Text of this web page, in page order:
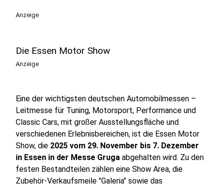
Anzeige
Die Essen Motor Show
Anzeige
Eine der wichtigsten deutschen Automobilmessen –
Leitmesse für Tuning, Motorsport, Performance und
Classic Cars, mit großer Ausstellungsfläche und
verschiedenen Erlebnisbereichen, ist die Essen Motor
Show, die 2025 vom 29. November bis 7. Dezember
in Essen in der Messe Gruga abgehalten wird. Zu den
festen Bestandteilen zählen eine Show Area, die
Zubehör-Verkaufsmeile "Galeria" sowie das